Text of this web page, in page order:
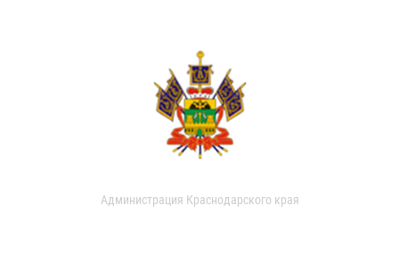
Администрация Краснодарского края